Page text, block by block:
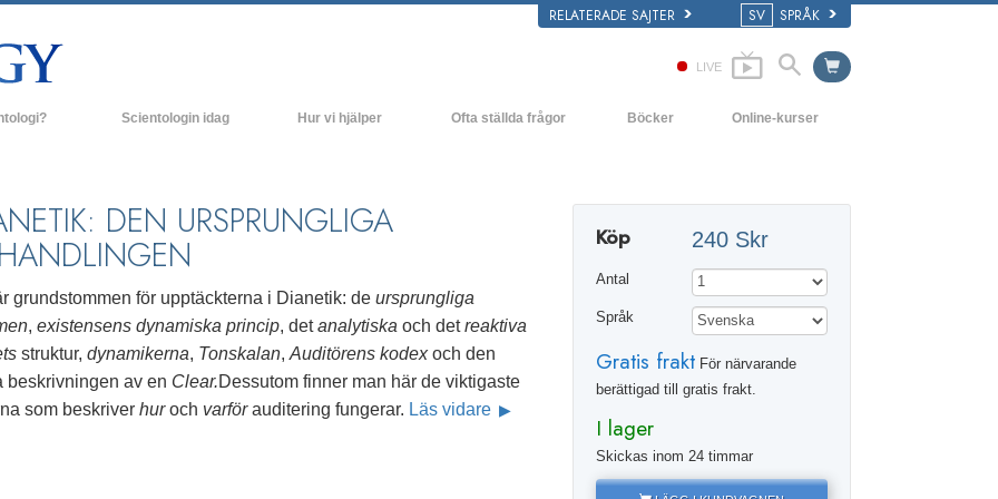
RELATERADE SAJTER SV SPRÅK
LIVE
bruk
säger om Scientologi
Dianetik
Scientologin idag
Avancerade organisationer
Freewinds
Att få ut Scientologi till världen
David Miscavige - Scientologins kyrklige
Hur vi hjälper Ofta ställda frågor
Scientologins organisationer
Böcker
Ljudböcker
Introduktions-
Online-kurser
Tillvarons dynamiker
Beståndsdelarna i förståelse
Lösningar för en farlig omgivning
Assister för sjukdomar och skador
Integritet och ärlighet
Den emotionella tonskalan
DEN URSPRUNGLIGA
grundstommen för upptäckterna i Dianetik: de ursprungliga
, existensens dynamiska princip, detanalytiska och detreaktiva
struktur, dynamikerna, Tonskalan, Auditörens kodexoch den
beskrivningen av en Clear.Dessutom finner man här de viktigaste
som beskriver huroch varförauditering fungerar. Läs vidare
Köp 240 Skr
Antal
Språk
Gratis fraktFör närvarande
berättigad till gratis frakt.
I lager
Skickas inom 24 timmar